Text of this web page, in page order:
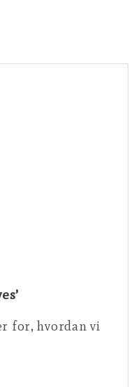
for, hvordan vi